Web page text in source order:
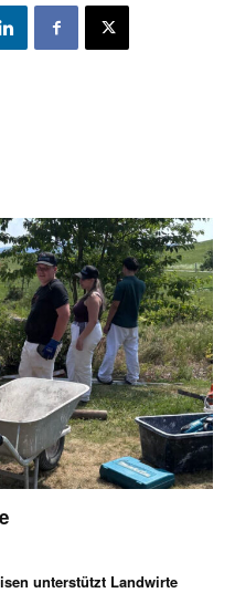
unterstützt Landwirte